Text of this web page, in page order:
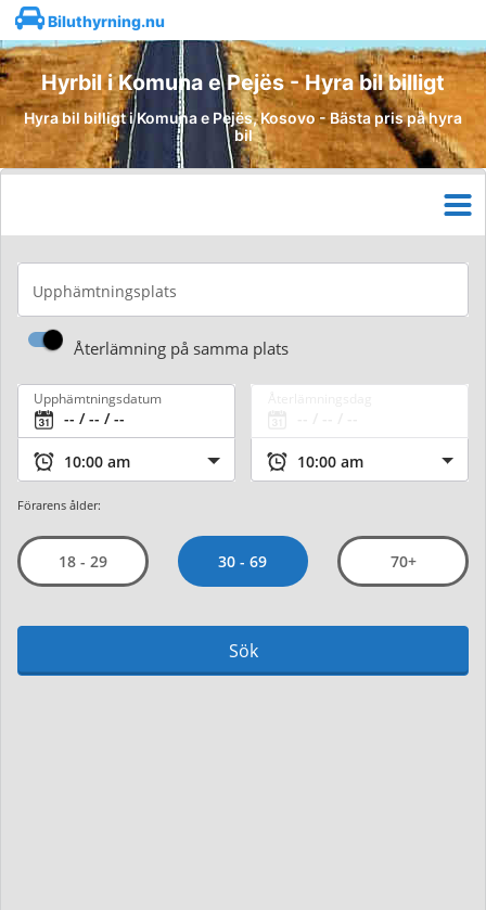
Biluthyrning.nu
Hyrbil i Komuna e Pejës - Hyra bil billigt
Hyra bil billigt i Komuna e Pejës, Kosovo - Bästa pris på hyra
bil
Upphämtningsplats
Återlämning på samma plats
Upphämtningsdatum
Förarens ålder:
18 - 29 30 - 69 70+
Sök